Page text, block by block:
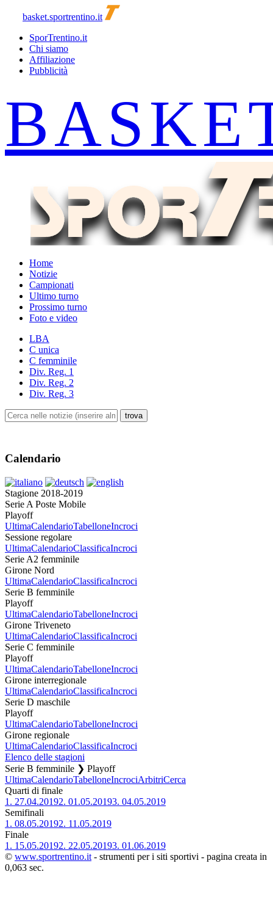
basket.sportrentino.it
SporTrentino.it
Chi siamo
Affiliazione
Pubblicità
Home
Notizie
Campionati
Ultimo turno
Prossimo turno
Foto e video
LBA
C unica
C femminile
Div. Reg. 1
Div. Reg. 2
Div. Reg. 3
Calendario
Stagione 2018-2019
Serie A Poste Mobile
Playoff
UltimaCalendarioTabelloneIncroci
Sessione regolare
UltimaCalendarioClassificaIncroci
Serie A2 femminile
Girone Nord
UltimaCalendarioClassificaIncroci
Serie B femminile
Playoff
UltimaCalendarioTabelloneIncroci
Girone Triveneto
UltimaCalendarioClassificaIncroci
Serie C femminile
Playoff
UltimaCalendarioTabelloneIncroci
Girone interregionale
UltimaCalendarioClassificaIncroci
Serie D maschile
Playoff
UltimaCalendarioTabelloneIncroci
Girone regionale
UltimaCalendarioClassificaIncroci
Elenco delle stagioni
Serie B femminile ❯ Playoff
UltimaCalendarioTabelloneIncrociArbitriCerca
Quarti di finale
1. 27.04.20192. 01.05.20193. 04.05.2019
Semifinali
1. 08.05.20192. 11.05.2019
Finale
1. 15.05.20192. 22.05.20193. 01.06.2019
© www.sportrentino.it - strumenti per i siti sportivi - pagina creata in
0,063 sec.